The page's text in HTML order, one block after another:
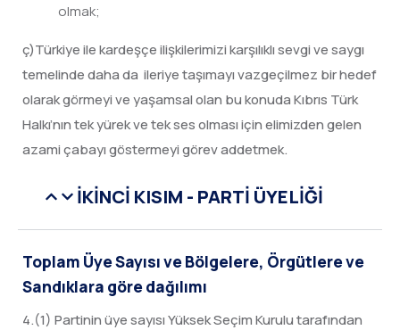
olmak;
ç)Türkiye ile kardeşçe ilişkilerimizi karşılıklı sevgi ve saygı
temelinde daha da ileriye taşımayı vazgeçilmez bir hedef
olarak görmeyi ve yaşamsal olan bu konuda Kıbrıs Türk
Halkı’nın tek yürek ve tek ses olması için elimizden gelen
azami çabayı göstermeyi görev addetmek.
İKİNCİ KISIM - PARTİ ÜYELİĞİ
Toplam Üye Sayısı ve Bölgelere, Örgütlere ve
Sandıklara göre dağılımı
4.(1) Partinin üye sayısı Yüksek Seçim Kurulu tarafından